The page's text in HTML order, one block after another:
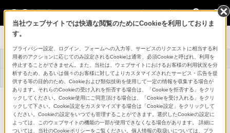
法人のお客様
[法人向け] カメラ
トップ おすすめ商品 導入事例 選べるサポート
お役立ち情報 お問い合わせ
当社ウェブサイトでは快適な閲覧のためにCookieを利用しておりま
す。
プライバシー設定、ログイン、フォームへの入力等、サービスのリクエストに相当する利
用者のアクションに応じてのみ設定されるCookieは通常、必須Cookieと呼ばれ、利用を
停止することができません。また、当社は、ウェブサイトにおけるお客様の利用状況を分
析するため、あるいは個々のお客様に対してよりカスタマイズされたサービス・広告を提
供する等の目的のため、Cookieおよび類似技術を使用して一定の情報を収集する場合が
あります。それらのCookieの受け入れを拒否する場合は、「Cookieを拒否する」をクリ
ックしてください。Cookie使用にご同意頂ける場合は、「Cookieを受け入れる」をクリ
ックして下さい。Cookie設定をカスタマイズする場合は「Cookie設定」をクリックして
ください。Cookieの設定をいつでも管理することができます。選択したCookieの設定に
よっては、このウェブサイトの機能の一部が使用できなくなる場合があります。 詳細に
ついては、当社のCookieポリシーをご覧ください。個人情報の取扱いについては、プラ